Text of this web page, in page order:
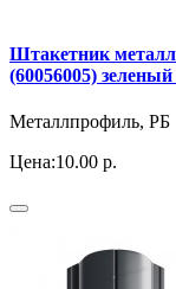
Штакетник
(60056005)
Металлпрофиль, РБ
Цена:10.00 р.